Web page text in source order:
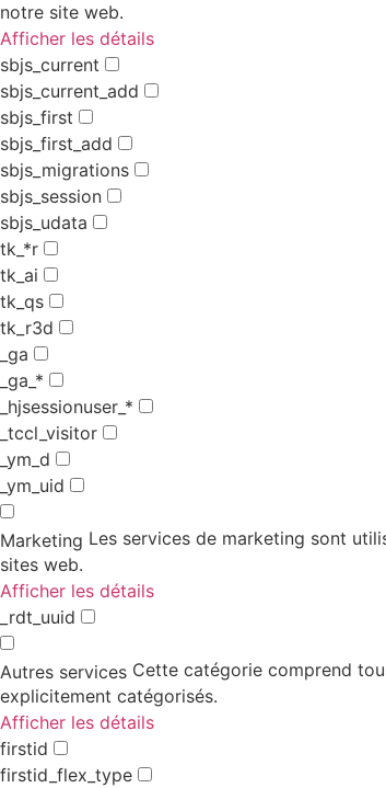
notre site web.
Afficher les détails
sbjs_current
sbjs_current_add
sbjs_first
sbjs_first_add
sbjs_migrations
sbjs_session
sbjs_udata
tk_*r
tk_ai
tk_qs
tk_r3d
_ga
_ga_*
_hjsessionuser_*
_tccl_visitor
_ym_d
_ym_uid
Marketing Les services de marketing sont
sites web.
Afficher les détails
_rdt_uuid
Autres services Cette catégorie comprend
explicitement catégorisés.
Afficher les détails
firstid
firstid_flex_type